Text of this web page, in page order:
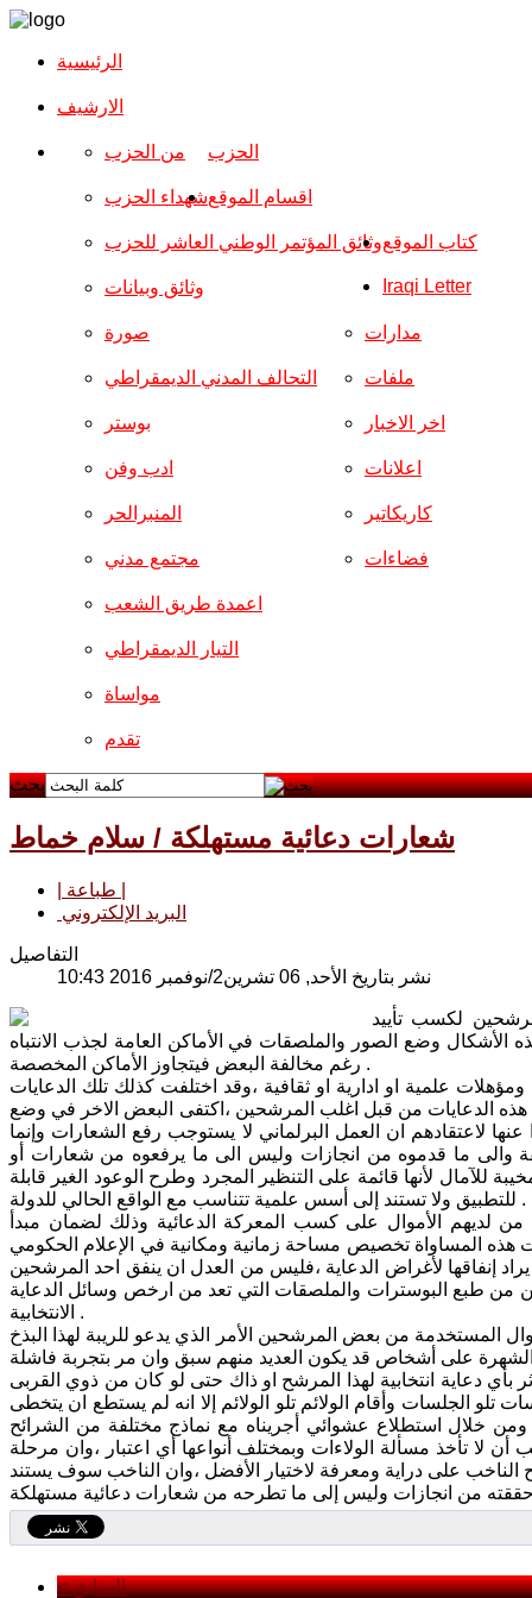
الرئيسية
الارشیف
الحزب من الحزب
شهداء الحزب
وثائق المؤتمر الوطني العاشر للحزب
وثائق وبيانات
اقسام الموقع
صورة
التحالف المدني الديمقراطي
بوستر
ادب وفن
المنبرالحر
مجتمع مدني
مدارات
ملفات
اخر الاخبار
اعلانات
كاريكاتير
فضاءات
اعمدة طريق الشعب
التيار الديمقراطي
مواساة
تقدم
كتاب الموقع
Iraqi Letter
بحث
شعارات دعائية مستهلكة / سلام خماط
البريد الإلكتروني
التفاصيل
نشر بتاريخ الأحد, 06 تشرين2/نوفمبر 2016 10:43
لكسب تأييد
الأشكال وضع الصور والملصقات في الأماكن العامة لجذب الانتباه
رغم مخالفة البعض فيتجاوز الأماكن المخصصة .
علمية او ادارية او ثقافية ،وقد اختلفت كذلك تلك الدعايات
الدعايات من قبل اغلب المرشحين ،اكتفى البعض الاخر في وضع
لاعتقادهم ان العمل البرلماني لا يستوجب رفع الشعارات وإنما
والى ما قدموه من انجازات وليس الى ما يرفعوه من شعارات أو
للآمال لأنها قائمة على التنظير المجرد وطرح الوعود الغير قابلة
للتطبيق ولا تستند إلى أسس علمية تتناسب مع الواقع الحالي للدولة .
لديهم الأموال على كسب المعركة الدعائية وذلك لضمان مبدأ
هذه المساواة تخصيص مساحة زمانية ومكانية في الإعلام الحكومي
إنفاقها لأغراض الدعاية ،فليس من العدل ان ينفق احد المرشحين
من طبع البوسترات والملصقات التي تعد من ارخص وسائل الدعاية
الانتخابية .
المستخدمة من بعض المرشحين الأمر الذي يدعو للريبة لهذا البذخ
دعاية انتخابية لهذا المرشح او ذاك حتى لو كان من ذوي القربى
الجلسات وأقام الولائم تلو الولائم إلا انه لم يستطع ان يتخطى
ومن خلال استطلاع عشوائي أجريناه مع نماذج مختلفة من الشرائح
لا تأخذ مسألة الولاءات وبمختلف أنواعها أي اعتبار ،وان مرحلة
الناخب على دراية ومعرفة لاختيار الأفضل ،وان الناخب سوف يستند
< السابق